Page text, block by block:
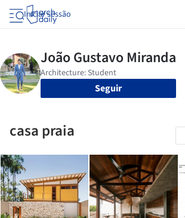
Iniciar sessão
Seguir
casa praia